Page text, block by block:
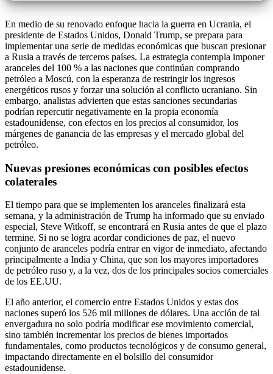
En medio de su renovado enfoque hacia la guerra en Ucrania, el
presidente de Estados Unidos, Donald Trump, se prepara para
implementar una serie de medidas económicas que buscan presionar
a Rusia a través de terceros países. La estrategia contempla imponer
aranceles del 100 % a las naciones que continúan comprando
petróleo a Moscú, con la esperanza de restringir los ingresos
energéticos rusos y forzar una solución al conflicto ucraniano. Sin
embargo, analistas advierten que estas sanciones secundarias
podrían repercutir negativamente en la propia economía
estadounidense, con efectos en los precios al consumidor, los
márgenes de ganancia de las empresas y el mercado global del
petróleo.
Nuevas presiones económicas con posibles efectos
colaterales
El tiempo para que se implementen los aranceles finalizará esta
semana, y la administración de Trump ha informado que su enviado
especial, Steve Witkoff, se encontrará en Rusia antes de que el plazo
termine. Si no se logra acordar condiciones de paz, el nuevo
conjunto de aranceles podría entrar en vigor de inmediato, afectando
principalmente a India y China, que son los mayores importadores
de petróleo ruso y, a la vez, dos de los principales socios comerciales
de los EE.UU.
El año anterior, el comercio entre Estados Unidos y estas dos
naciones superó los 526 mil millones de dólares. Una acción de tal
envergadura no solo podría modificar ese movimiento comercial,
sino también incrementar los precios de bienes importados
fundamentales, como productos tecnológicos y de consumo general,
impactando directamente en el bolsillo del consumidor
estadounidense.